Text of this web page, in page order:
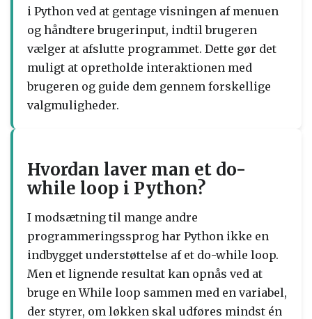
i Python ved at gentage visningen af menuen
og håndtere brugerinput, indtil brugeren
vælger at afslutte programmet. Dette gør det
muligt at opretholde interaktionen med
brugeren og guide dem gennem forskellige
valgmuligheder.
Hvordan laver man et do-
while loop i Python?
I modsætning til mange andre
programmeringssprog har Python ikke en
indbygget understøttelse af et do-while loop.
Men et lignende resultat kan opnås ved at
bruge en While loop sammen med en variabel,
der styrer, om løkken skal udføres mindst én